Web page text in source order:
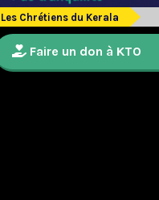
Les Chrétiens du Kerala
Faire un don à KTO